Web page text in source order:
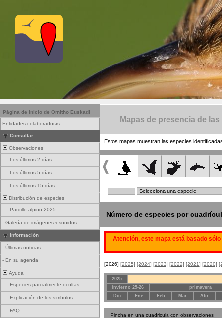
Página de inicio de Ornitho Euskadi
Entidades colaboradoras
Consultar
Observaciones
- Los últimos 2 días
- Los últimos 5 días
- Los últimos 15 días
Distribución de especies
- Pardillo alpino 2025
- Galería de imágenes y sonidos
Información
- Últimas noticias
- En su agenda
Ayuda
- Especies parcialmente ocultas
- Explicación de los símbolos
- FAQ
Mapas de presencia de
Estos mapas muestran las especies
Número de especies por
Atención, este mapa está basado
[2026] [2025] [2024] [2023] [2022] [2021] [2020]
2025
invierno 25-26
primavera
Dic
Ene Feb Mar Abr
Pincha en una cuadricula con observaciones